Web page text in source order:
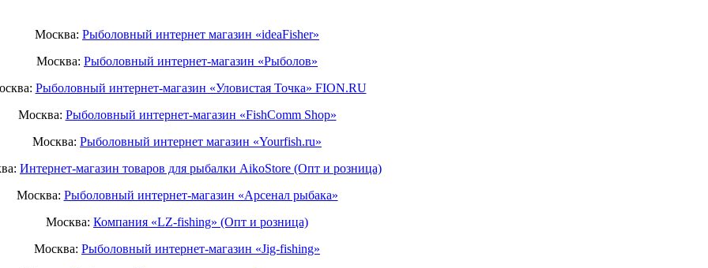
Москва: Рыболовный интернет магазин «ideaFisher»
Москва: Рыболовный интернет-магазин «Рыболов»
Рыболовный интернет-магазин «Уловистая Точка» FION.RU
Москва: Рыболовный интернет-магазин «FishComm Shop»
Москва: Рыболовный интернет магазин «Yourfish.ru»
Интернет-магазин товаров для рыбалки AikoStore (Опт и розница)
Москва: Рыболовный интернет-магазин «Арсенал рыбака»
Москва: Компания «LZ-fishing» (Опт и розница)
Москва: Рыболовный интернет-магазин «Jig-fishing»